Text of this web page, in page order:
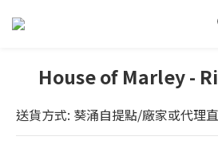
House of Marley -
送貨方式: 葵涌自提點/廠家或代理